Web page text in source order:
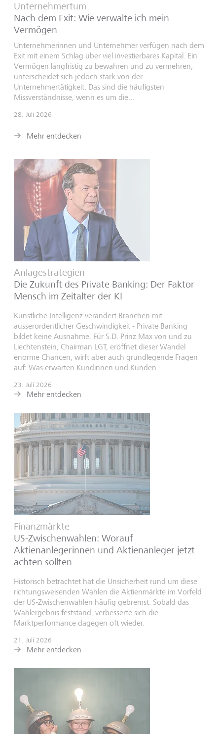
Unternehmertum
Nach dem Exit: Wie verwalte ich mein
Vermögen
Unternehmerinnen und Unternehmer verfügen nach dem
Exit mit einem Schlag über viel investierbares Kapital. Ein
Vermögen langfristig zu bewahren und zu vermehren,
unterscheidet sich jedoch stark von der
Unternehmertätigkeit. Das sind die häufigsten
Missverständnisse, wenn es um die...
28. Juli 2026
Mehr entdecken
Anlagestrategien
Die Zukunft des Private Banking: Der Faktor
Mensch im Zeitalter der KI
Künstliche Intelligenz verändert Branchen mit
ausserordentlicher Geschwindigkeit - Private Banking
bildet keine Ausnahme. Für S.D. Prinz Max von und zu
Liechtenstein, Chairman LGT, eröffnet dieser Wandel
enorme Chancen, wirft aber auch grundlegende Fragen
auf: Was erwarten Kundinnen und Kunden...
23. Juli 2026
Mehr entdecken
Finanzmärkte
US-Zwischenwahlen: Worauf
Aktienanlegerinnen und Aktienanleger jetzt
achten sollten
Historisch betrachtet hat die Unsicherheit rund um diese
richtungsweisenden Wahlen die Aktienmärkte im Vorfeld
der US-Zwischenwahlen häufig gebremst. Sobald das
Wahlergebnis feststand, verbesserte sich die
Marktperformance dagegen oft wieder.
21. Juli 2026
Mehr entdecken